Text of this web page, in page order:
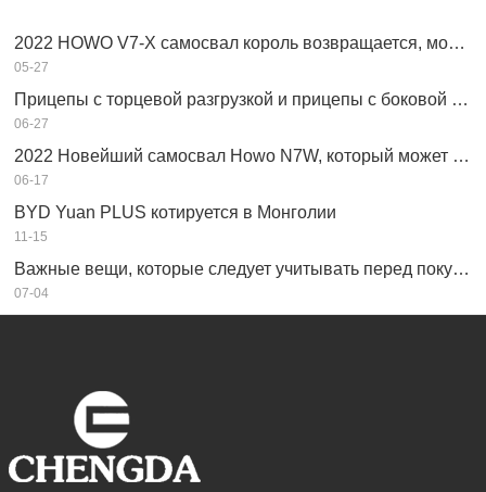
2022 HOWO V7-X самосвал король возвращается, мощная производительность, оснащен двигателем Weichai
05-27
Прицепы с торцевой разгрузкой и прицепы с боковой разгрузкой: что лучше для вашего бизнеса?
06-27
2022 Новейший самосвал Howo N7W, который может легко зарабатывать деньги
06-17
BYD Yuan PLUS котируется в Монголии
11-15
Важные вещи, которые следует учитывать перед покупкой прицепа-самосвала
07-04